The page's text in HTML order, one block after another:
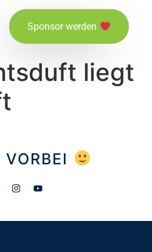
Sponsor werden
liegt